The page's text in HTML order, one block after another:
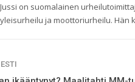
Jussi on suomalainen
yleisurheilu ja moottoriurheilu. Hän